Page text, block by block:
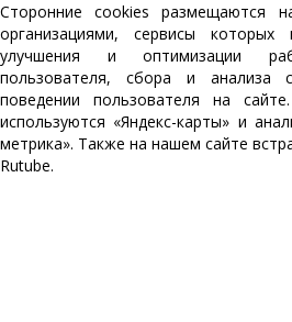
Сторонние cookies размещаются
организациями, сервисы
улучшения и оптимизации
пользователя, сбора и анализа
поведении пользователя на
используются «Яндекс-карты» и
метрика». Также на нашем сайте
Rutube.